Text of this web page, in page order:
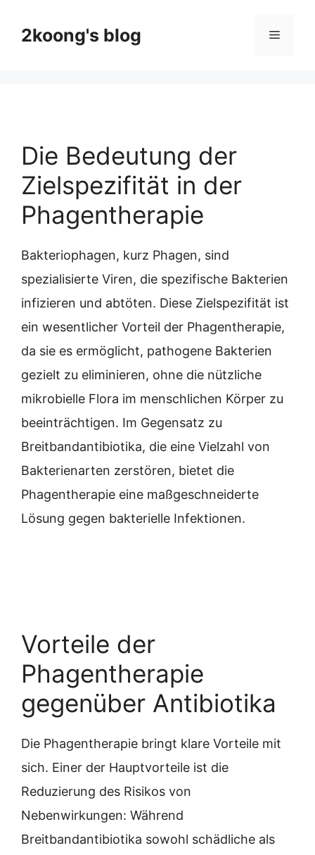
content2koong's blog Menu
Die Bedeutung der
Zielspezifität in der
Phagentherapie
Bakteriophagen, kurz Phagen, sind
spezialisierte Viren, die spezifische Bakterien
infizieren und abtöten. Diese Zielspezifität ist
ein wesentlicher Vorteil der Phagentherapie,
da sie es ermöglicht, pathogene Bakterien
gezielt zu eliminieren, ohne die nützliche
mikrobielle Flora im menschlichen Körper zu
beeinträchtigen. Im Gegensatz zu
Breitbandantibiotika, die eine Vielzahl von
Bakterienarten zerstören, bietet die
Phagentherapie eine maßgeschneiderte
Lösung gegen bakterielle Infektionen.
Vorteile der
Phagentherapie
gegenüber Antibiotika
Die Phagentherapie bringt klare Vorteile mit
sich. Einer der Hauptvorteile ist die
Reduzierung des Risikos von
Nebenwirkungen: Während
Breitbandantibiotika sowohl schädliche als